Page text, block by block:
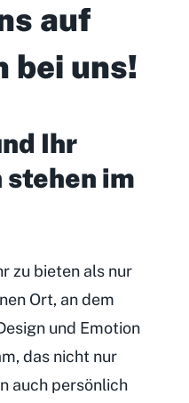
auf
bei uns!
Ihr
stehen im
zu bieten als nur
Ort, an dem
und Emotion
das nicht nur
auch persönlich